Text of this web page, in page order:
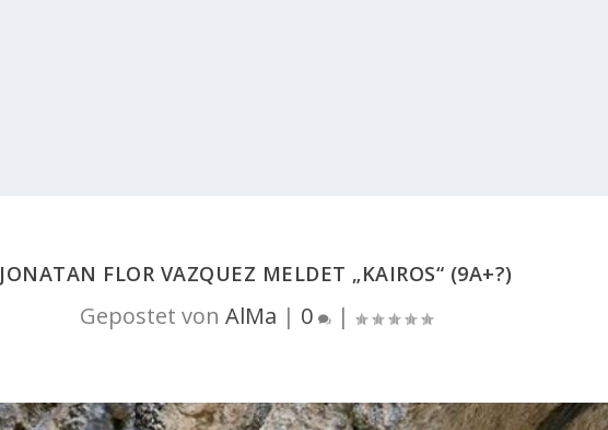
JONATAN FLOR VAZQUEZ MELDET „KAIROS“ (9A+?)
Gepostet von AlMa | 0 |